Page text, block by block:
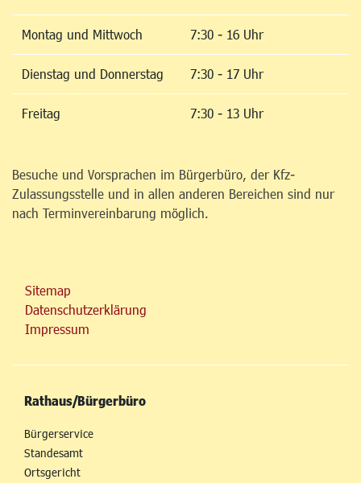
Montag und Mittwoch 7:30 - 16 Uhr
Dienstag und Donnerstag 7:30 - 17 Uhr
Freitag 7:30 - 13 Uhr
Besuche und Vorsprachen im Bürgerbüro, der Kfz-
Zulassungsstelle und in allen anderen Bereichen sind nur
nach Terminvereinbarung möglich.
Sitemap
Datenschutzerklärung
Impressum
Rathaus/Bürgerbüro
Bürgerservice
Standesamt
Ortsgericht